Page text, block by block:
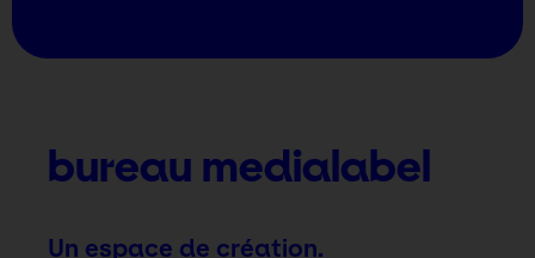
bureau medialabel
Un espace de création.